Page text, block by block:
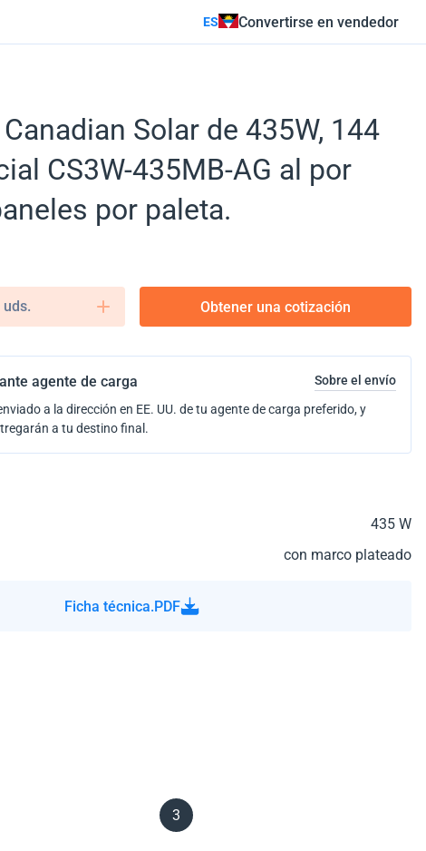
ES Convertirse en vendedor
Solar de 435W, 144
CS3W-435MB-AG al por
por paleta.
uds. Obtener una cotización
agente de carga
Sobre el envío
a la dirección en EE. UU. de tu agente de carga preferido, y
a tu destino final.
435 W
con marco plateado
Ficha técnica.PDF
3